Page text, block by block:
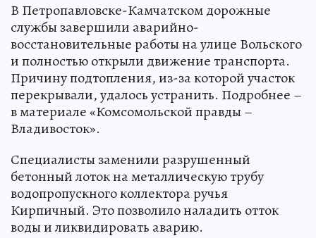
В Петропавловске-Камчатском дорожные
службы завершили аварийно-
восстановительные работы на улице Вольского
и полностью открыли движение транспорта.
Причину подтопления, из-за которой участок
перекрывали, удалось устранить. Подробнее –
в материале «Комсомольской правды –
Владивосток».
Специалисты заменили разрушенный
бетонный лоток на металлическую трубу
водопропускного коллектора ручья
Кирпичный. Это позволило наладить отток
воды и ликвидировать аварию.